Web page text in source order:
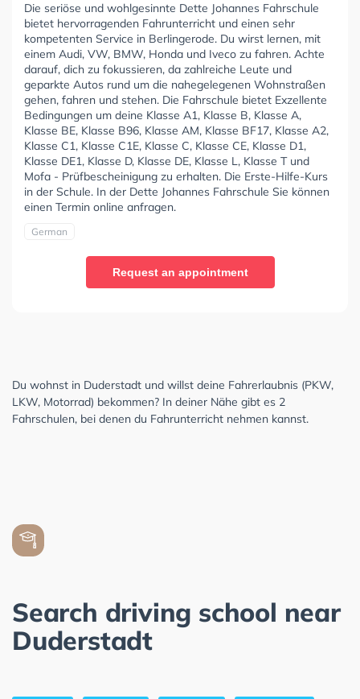
Die seriöse und wohlgesinnte Dette Johannes Fahrschule
bietet hervorragenden Fahrunterricht und einen sehr
kompetenten Service in Berlingerode. Du wirst lernen, mit
einem Audi, VW, BMW, Honda und Iveco zu fahren. Achte
darauf, dich zu fokussieren, da zahlreiche Leute und
geparkte Autos rund um die nahegelegenen Wohnstraßen
gehen, fahren und stehen. Die Fahrschule bietet Exzellente
Bedingungen um deine Klasse A1, Klasse B, Klasse A,
Klasse BE, Klasse B96, Klasse AM, Klasse BF17, Klasse A2,
Klasse C1, Klasse C1E, Klasse C, Klasse CE, Klasse D1,
Klasse DE1, Klasse D, Klasse DE, Klasse L, Klasse T und
Mofa - Prüfbescheinigung zu erhalten. Die Erste-Hilfe-Kurs
in der Schule. In der Dette Johannes Fahrschule Sie können
einen Termin online anfragen.
German
Request an appointment
Du wohnst in Duderstadt und willst deine Fahrerlaubnis (PKW,
LKW, Motorrad) bekommen? In deiner Nähe gibt es 2
Fahrschulen, bei denen du Fahrunterricht nehmen kannst.
Search driving school near
Duderstadt